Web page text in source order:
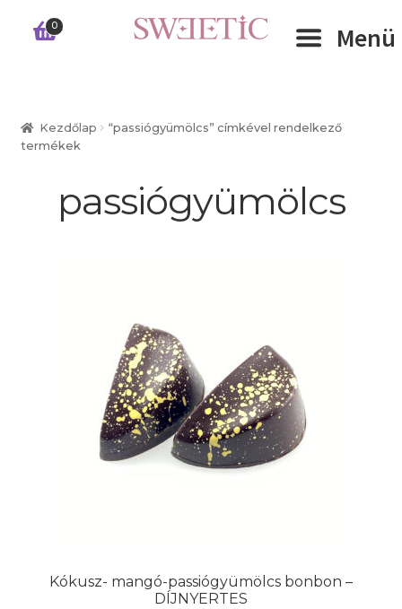
Ugrás
Kilépés
0 Menü
CÉGEKNEK
Kezdőlap
“passiógyümölcs” címkével rendelkező
termékek
passiógyümölcs
Kókusz- mangó-passiógyümölcs bonbon –
DÍJNYERTES